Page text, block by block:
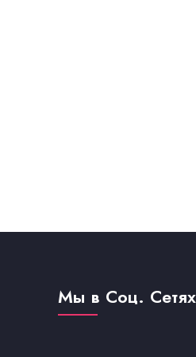
Мы в Соц. Сетях